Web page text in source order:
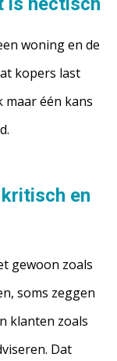
woning en de
kopers last
maar één kans
en
gewoon zoals
soms zeggen
klanten zoals
Dat